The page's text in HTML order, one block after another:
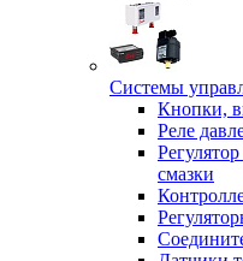
Системы
Кнопки,
Реле
смазки